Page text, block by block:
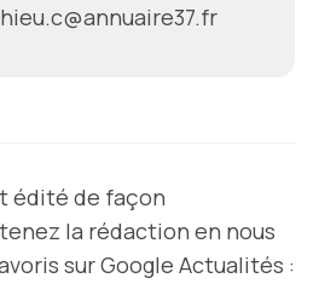
édité de façon
la rédaction en nous
sur Google Actualités :